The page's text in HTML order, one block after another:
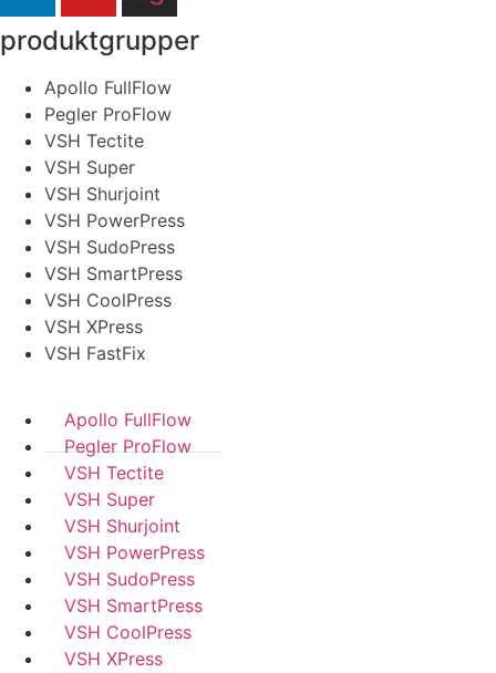
produktgrupper
Apollo FullFlow
Pegler ProFlow
VSH Tectite
VSH Super
VSH Shurjoint
VSH PowerPress
VSH SudoPress
VSH SmartPress
VSH CoolPress
VSH XPress
VSH FastFix
Apollo FullFlow
Pegler ProFlow
VSH Tectite
VSH Super
VSH Shurjoint
VSH PowerPress
VSH SudoPress
VSH SmartPress
VSH CoolPress
VSH XPress